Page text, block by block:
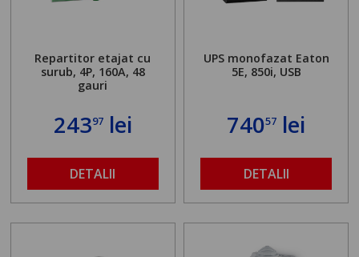
Repartitor etajat cu
surub, 4P, 160A, 48
gauri
24397lei
DETALII
UPS monofazat Eaton
5E, 850i, USB
74057 lei
DETALII